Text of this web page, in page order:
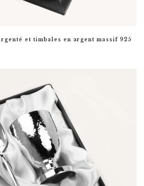
et timbales en argent massif 925